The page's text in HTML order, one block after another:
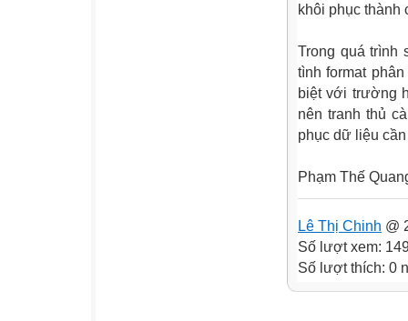
khôi phục thành
Trong quá trình
tình format
biệt với trường
nên tranh thủ
phục dữ liệu
Phạm Thế
Lê Thị Chinh @
Số lượt xem:
Số lượt thích: 0